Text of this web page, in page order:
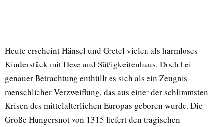
Heute erscheint Hänsel und Gretel vielen als harmloses
Kinderstück mit Hexe und Süßigkeitenhaus. Doch bei
genauer Betrachtung enthüllt es sich als ein Zeugnis
menschlicher Verzweiflung, das aus einer der schlimmsten
Krisen des mittelalterlichen Europas geboren wurde. Die
Große Hungersnot von 1315 liefert den tragischen